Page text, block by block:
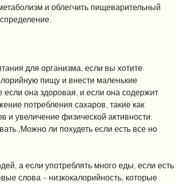
и облегчить пищеварительный
для организма, если вы хотите
пищу и внести маленькие
она здоровая, и если она содержит
потребления сахаров, такие как
и увеличение физической активности.
ли похудеть если есть все но
а если употреблять много еды, если есть
слова – низкокалорийность, которые